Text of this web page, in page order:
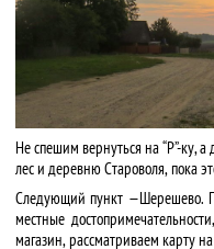
Не спешим вернуться на “Р”-ку,
лес и деревню Староволя, пока
Следующий пункт —Шерешево.
местные
магазин, рассматриваем карту